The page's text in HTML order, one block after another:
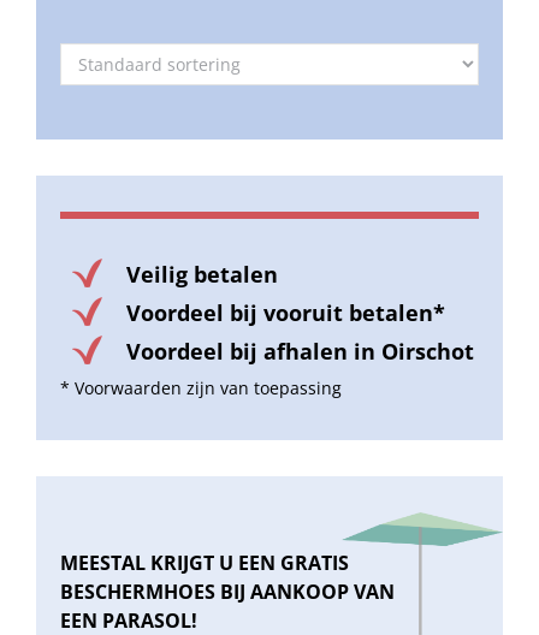
Veilig betalen
Voordeel bij vooruit betalen*
Voordeel bij afhalen in Oirschot
* Voorwaarden zijn van toepassing
MEESTAL KRIJGT U EEN GRATIS
BESCHERMHOES BIJ AANKOOP VAN
EEN PARASOL!